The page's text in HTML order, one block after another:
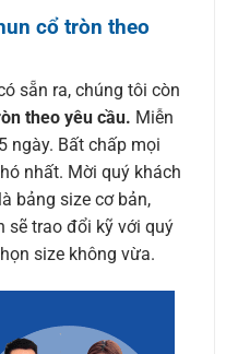
cổ tròn theo
sẵn ra, chúng tôi còn
theo yêu cầu. Miễn
ngày. Bất chấp mọi
nhất. Mời quý khách
bảng size cơ bản,
sẽ trao đổi kỹ với quý
size không vừa.